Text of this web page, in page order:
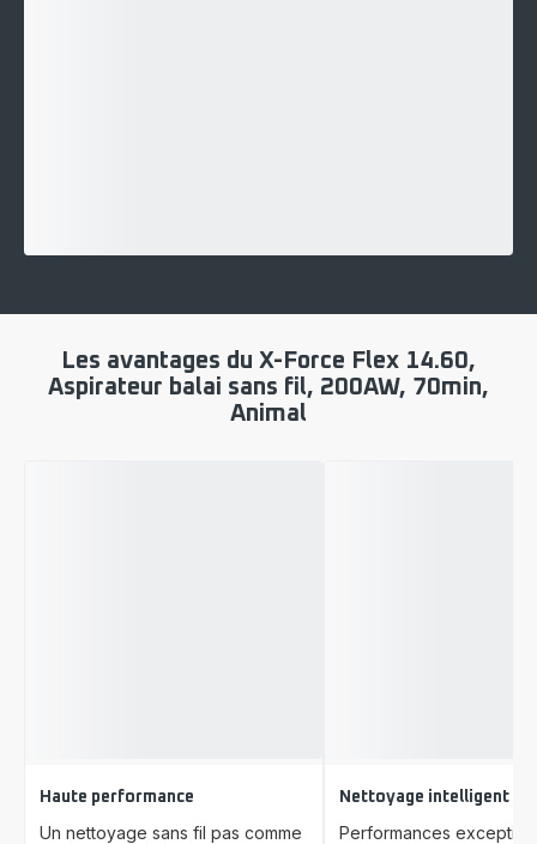
Les avantages du X-Force Flex 14.60,
Aspirateur balai sans fil, 200AW, 70min,
Animal
Haute performance
Un nettoyage sans fil pas comme
Nettoyage intelligent et
Performances